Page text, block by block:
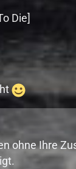
Die]
ohne Ihre